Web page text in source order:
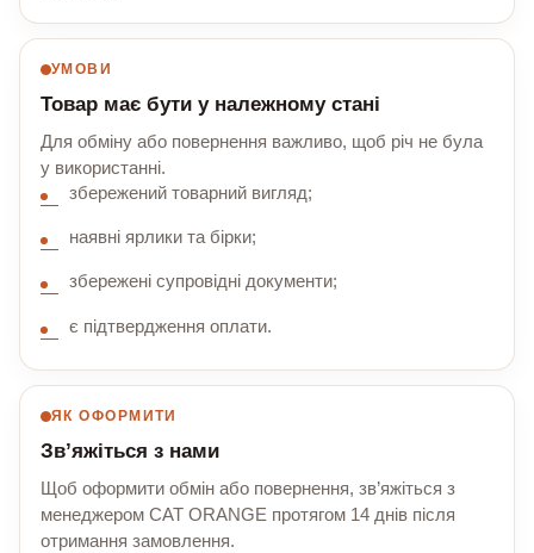
УМОВИ
Товар має бути у належному стані
Для обміну або повернення важливо, щоб річ не була
у використанні.
збережений товарний вигляд;
наявні ярлики та бірки;
збережені супровідні документи;
є підтвердження оплати.
ЯК ОФОРМИТИ
Зв’яжіться з нами
Щоб оформити обмін або повернення, зв’яжіться з
менеджером CAT ORANGE протягом 14 днів після
отримання замовлення.